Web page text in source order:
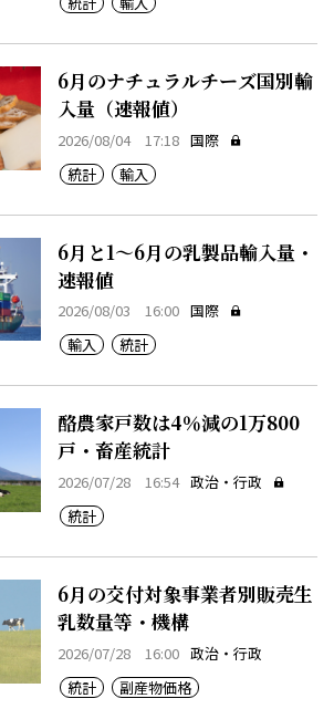
6月のナチュラルチーズ国別輸
入量（速報値）
2026/08/04 17:18 国際
統計
輸入
6月と1～6月の乳製品輸入量・
速報値
2026/08/03 16:00 国際
輸入
統計
酪農家戸数は4％減の1万800
戸・畜産統計
2026/07/28 16:54 政治・行政
統計
6月の交付対象事業者別販売生
乳数量等・機構
2026/07/28 16:00 政治・行政
統計
副産物価格